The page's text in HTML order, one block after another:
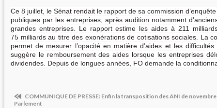
Ce 8 juillet, le Sénat rendait le rapport de sa commission
publiques par les entreprises, après audition notamment
grandes entreprises. Le rapport estime les aides à 211
75 milliards au titre des exonérations de cotisations sociales. La
permet de mesurer l’opacité en matière d’aides et les
suggère le remboursement des aides lorsque les entreprises
dividendes. Depuis de longues années, FO demande la
COMMUNIQUE DE PRESSE: Enfin la transposition des ANI de
Parlement